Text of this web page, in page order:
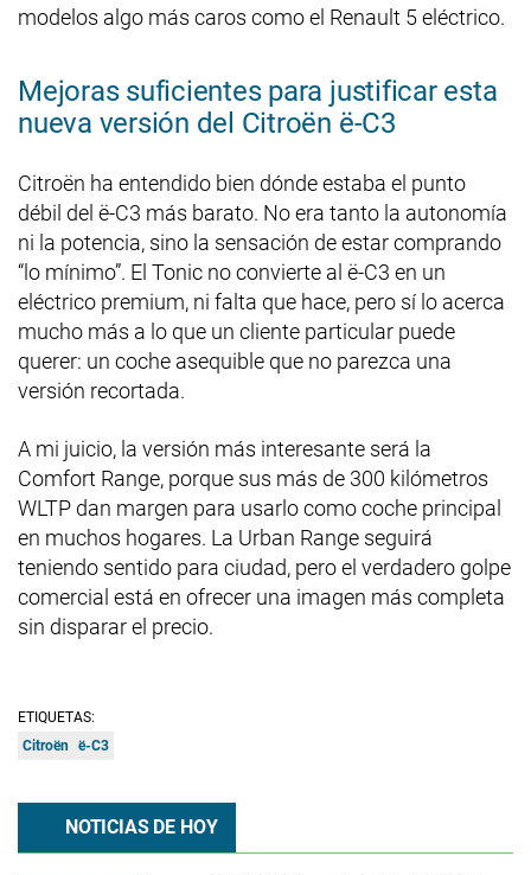
modelos algo más caros como el Renault 5 eléctrico.
Mejoras suficientes para justificar esta
nueva versión del Citroën ë-C3
Citroën ha entendido bien dónde estaba el punto
débil del ë-C3 más barato. No era tanto la autonomía
ni la potencia, sino la sensación de estar comprando
“lo mínimo”. El Tonic no convierte al ë-C3 en un
eléctrico premium, ni falta que hace, pero sí lo acerca
mucho más a lo que un cliente particular puede
querer: un coche asequible que no parezca una
versión recortada.
A mi juicio, la versión más interesante será la
Comfort Range, porque sus más de 300 kilómetros
WLTP dan margen para usarlo como coche principal
en muchos hogares. La Urban Range seguirá
teniendo sentido para ciudad, pero el verdadero golpe
comercial está en ofrecer una imagen más completa
sin disparar el precio.
ETIQUETAS:
Citroën
ë-C3
NOTICIAS DE HOY